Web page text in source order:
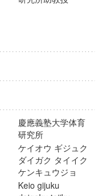
慶應義塾大学体育
研究所
ケイオウ ギジュク
ダイガク タイイク
ケンキュウジョ
Keio gijuku